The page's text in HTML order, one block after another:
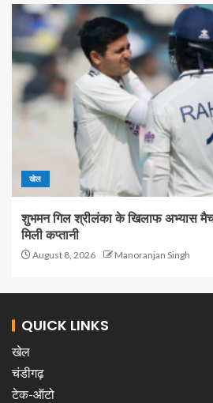
खेल
शुभमन गिल श्रीलंका के खिलाफ अभ्यास
मिली कप्तानी
August 8, 2026 Manoranjan Singh
QUICK LINKS
खेल
चंडीगढ़
टेक-ऑटो